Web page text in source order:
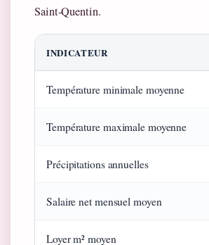
Saint‑Quentin.
INDICATEUR
Température minimale moyenne
Température maximale moyenne
Précipitations annuelles
Salaire net mensuel moyen
Loyer m² moyen